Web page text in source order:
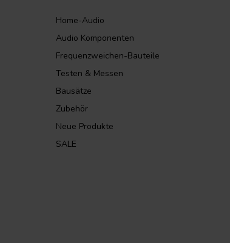
Home-Audio
Audio Komponenten
Frequenzweichen-Bauteile
Testen & Messen
Bausätze
Zubehör
Neue Produkte
SALE